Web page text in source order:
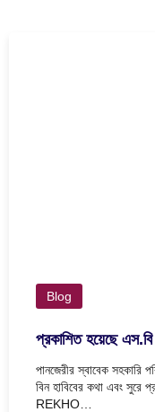
Blog
প্রকাশিত হয়েছে এস.বি
পানজেরীর স্বাবেক সহকারি
বিন হাবিবের কথা এবং
REKHO…